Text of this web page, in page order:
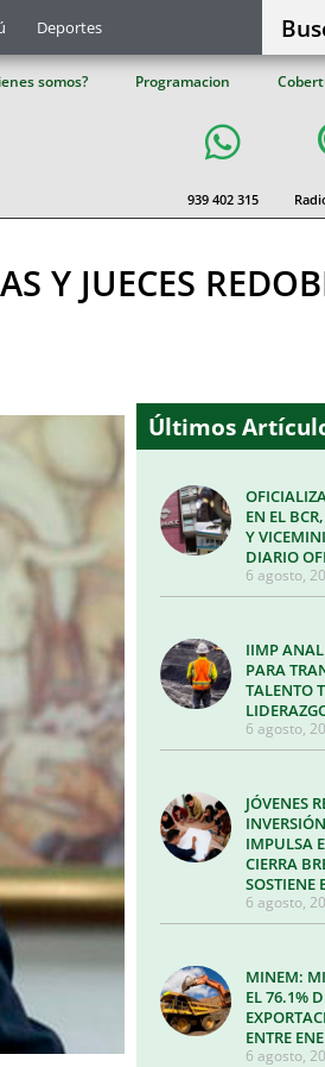
Deportes
somos? Programacion
939 402 315
Y JUECES
Últimos
EN EL
Y
DIARIO
6 agosto,
IIMP
PARA
TALENTO
6 agosto,
JÓVENES
IMPULSA
CIERRA
SOSTIENE
6 agosto,
MINEM:
EL 76.1%
ENTRE
6 agosto,